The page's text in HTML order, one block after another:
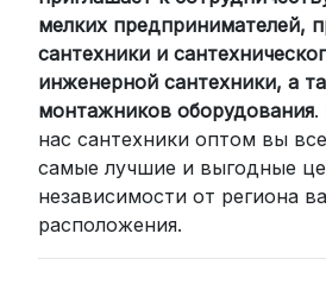
проверенными
компаниями:
СДЭК: Выбирайте
пункта выдачи (от 2
курьером до двери
Стоимость
рублей
мелких предпринимателей,
сантехники и
инженерной сантехники, а
монтажников оборудования.
нас сантехники оптом вы
самые лучшие и выгодные
независимости от региона
расположения.